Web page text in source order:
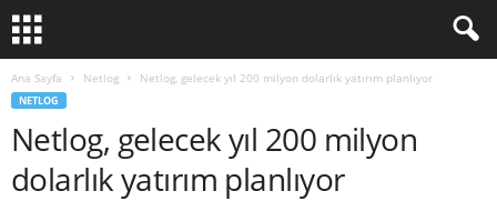
Ana Sayfa Netlog Netlog, gelecek yıl 200 milyon dolarlık yatırım planlıyor
NETLOG
Netlog, gelecek yıl 200 milyon
dolarlık yatırım planlıyor